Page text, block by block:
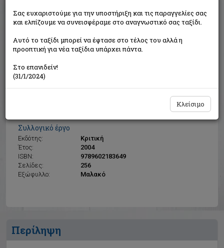
Συλλογικό έργο
Εκδότης:
Κριτική
Έτος:
2004
ISBN:
9789602183649
Σελίδες:
256
Εξώφυλλο:
Μαλακό
Η τιμή μας:€12,20
Δεν υπάρχει δυνατότητα παραγγελίας
Περίληψη
Σας ευχαριστούμε για την υποστήριξη και τις παραγγελίες σας
και ελπίζουμε να συνεισφέραμε στο αναγνωστικό σας ταξίδι.
Αυτό το ταξίδι μπορεί να έφτασε στο τέλος του αλλά η
προοπτική για νέα ταξίδια υπάρχει πάντα.
Στο επανιδείν!
(31/1/2024)
Κλείσιμο